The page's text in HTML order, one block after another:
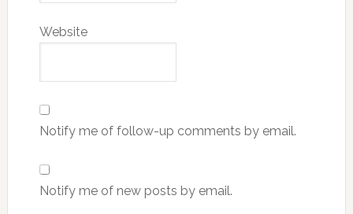
Website
Notify me of follow-up comments by email.
Notify me of new posts by email.